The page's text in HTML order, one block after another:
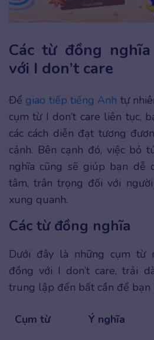
Các từ đồng
với I don’t care
Để giao tiếp tiếng Anh tự
cụm từ I don’t care liên tục,
các cách diễn đạt tương
cảnh. Bên cạnh đó, việc bỏ
nghĩa cũng sẽ giúp bạn dễ
tâm, trân trọng đối với
xung quanh.
Các từ đồng nghĩa
Dưới đây là những cụm từ
đồng với I don’t care, trải
trung lập đến bất cần để bạn
Cụm từ
Ý nghĩa